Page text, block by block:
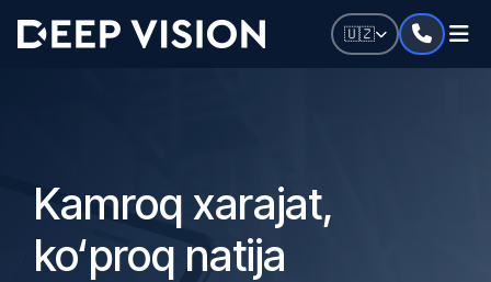
🇺🇿
Kamroq xarajat,
ko‘proq natija